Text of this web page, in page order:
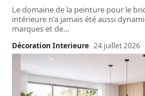
Le domaine de la peinture pour le
intérieure n'a jamais été aussi
marques et de…
Décoration Interieure 24 juillet 2026